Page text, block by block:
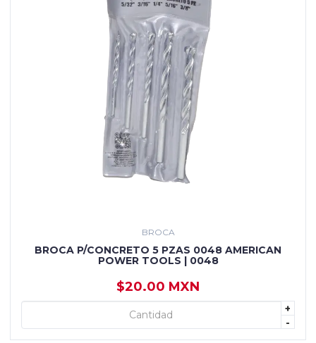
BROCA
BROCA P/CONCRETO 5 PZAS 0048 AMERICAN
POWER TOOLS | 0048
$20.00 MXN
+
-
+ AGREGAR